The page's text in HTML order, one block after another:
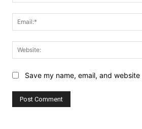
Save my name, email, and